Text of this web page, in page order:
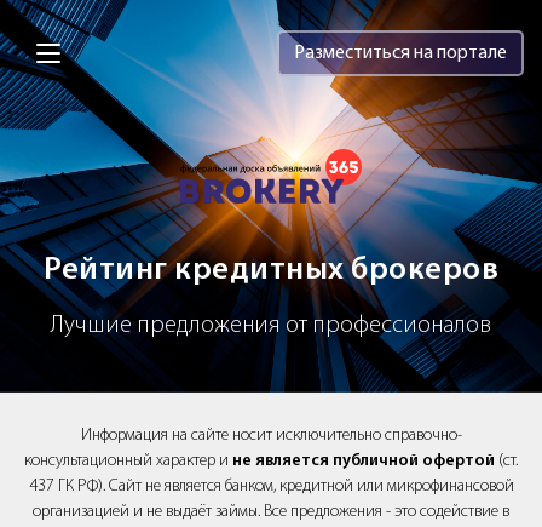
Brokery365 - Рейтинг кредитных
Разместиться на портале
Рейтинг кредитных брокеров
Лучшие предложения от профессионалов
Информация на сайте носит исключительно справочно-
консультационный характер и не является публичной офертой (ст.
437 ГК РФ). Сайт не является банком, кредитной или микрофинансовой
организацией и не выдаёт займы. Все предложения - это содействие в